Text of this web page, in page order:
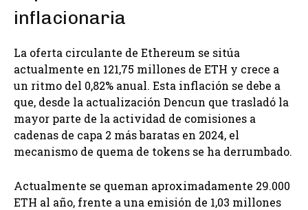
inflacionaria
La oferta circulante de Ethereum se sitúa
actualmente en 121,75 millones de ETH y crece a
un ritmo del 0,82% anual. Esta inflación se debe a
que, desde la actualización Dencun que trasladó la
mayor parte de la actividad de comisiones a
cadenas de capa 2 más baratas en 2024, el
mecanismo de quema de tokens se ha derrumbado.
Actualmente se queman aproximadamente 29.000
ETH al año, frente a una emisión de 1,03 millones